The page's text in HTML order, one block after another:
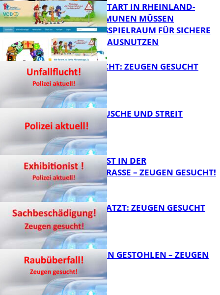
FB Kultur
ZUM SCHULSTART IN RHEINLAND-
PFALZ: KOMMUNEN MÜSSEN
HANDLUNGSSPIELRAUM FÜR SICHERE
SCHULWEGE AUSNUTZEN
UNFALLFLUCHT: ZEUGEN GESUCHT
KNALLGERÄUSCHE UND STREIT
EXHIBITIONIST IN DER
VELMANNSTRASSE – ZEUGEN GESUCHT!
AUTO ZERKRATZT: ZEUGEN GESUCHT
TEURE KETTEN GESTOHLEN – ZEUGEN
GESUCHT!